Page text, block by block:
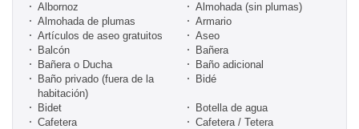
Albornoz
Almohada (sin plumas)
Almohada de plumas
Armario
Artículos de aseo gratuitos
Aseo
Balcón
Bañera
Bañera o Ducha
Baño adicional
Baño privado (fuera de la
habitación)
Bidé
Bidet
Botella de agua
Cafetera
Cafetera / Tetera